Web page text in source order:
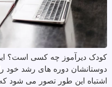
کودک دیرآموز چه کسی است؟ این
دوستانشان دوره های رشد خود
اشتباه این طور تصور می شود که